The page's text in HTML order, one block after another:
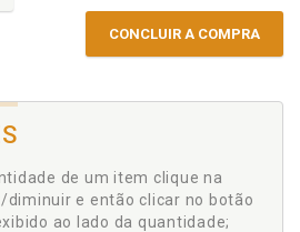
CONCLUIR A COMPRA
de um item clique na
e então clicar no botão
ao lado da quantidade;